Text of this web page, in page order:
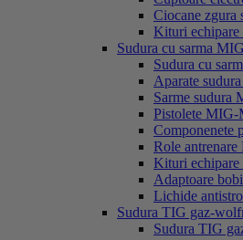
Ciocane zgura
Kituri echipare
Sudura cu sarma
Sudura cu
Aparate
Sarme sudura
Pistolete
Componenete
Role
Kituri
Adaptoare
Lichide
Sudura TIG gaz-
Sudura TIG